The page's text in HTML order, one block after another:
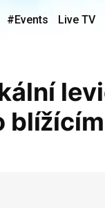
#Events Live TV